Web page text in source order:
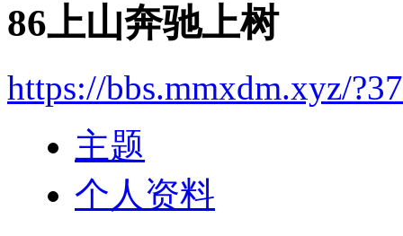
86上山奔驰上树
https://bbs.mmxdm.xyz/
主题
个人资料